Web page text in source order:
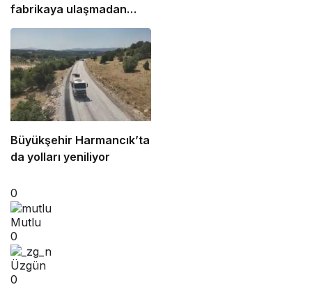
fabrikaya ulaşmadan
söndürüldü
Büyükşehir Harmancık’ta
da yolları yeniliyor
0
Mutlu
0
Üzgün
0